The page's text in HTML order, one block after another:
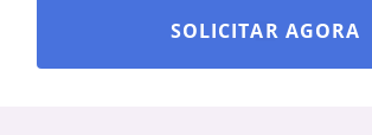
SOLICITAR AGORA